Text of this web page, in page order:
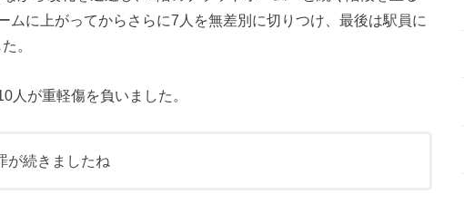
ムに上がってからさらに7人を無差別に切りつけ、最後は駅員に
。
人が重軽傷を負いました。
が続きましたね